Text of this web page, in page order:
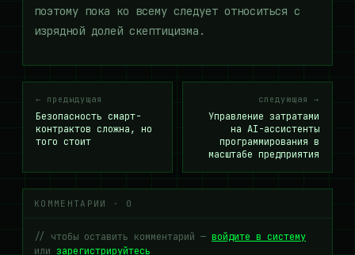
поэтому пока ко всему следует относиться с
изрядной долей скептицизма.
← предыдущая
Безопасность смарт-
контрактов сложна, но
того стоит
следующая →
Управление затратами
на AI-ассистенты
программирования в
масштабе предприятия
КОММЕНТАРИИ · 0
// чтобы оставить комментарий — войдите в систему
или зарегистрируйтесь